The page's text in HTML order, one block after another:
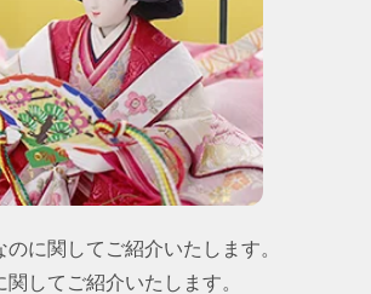
に関してご紹介いたします。
してご紹介いたします。